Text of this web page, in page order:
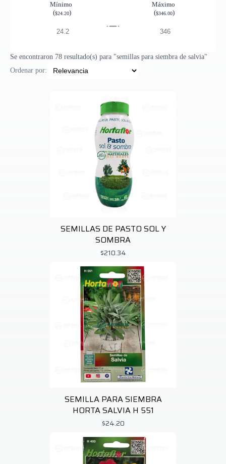
Mínimo
($24.20)
Máximo
($346.00)
Se encontraron 78 resultado(s) para "semillas para siembra de salvia"
Ordenar por:
SEMILLAS DE PASTO SOL Y
SOMBRA
$210.34
SEMILLA PARA SIEMBRA
HORTA SALVIA H 551
$24.20